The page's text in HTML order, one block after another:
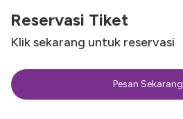
Reservasi Tiket
Klik sekarang untuk reservasi
Pesan Sekarang